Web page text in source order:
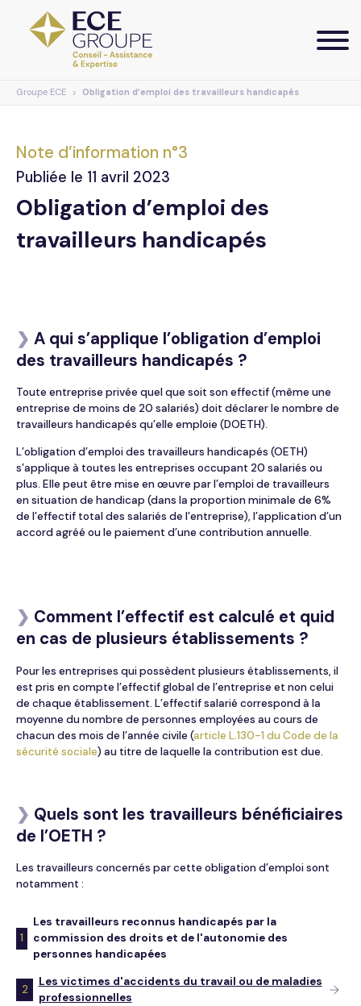
Services
Conseil
Expertise Comptable
Droit social
Audit & Commissariat aux comptes
Paie & RH
Gestion du patrimoine
Protection sociale
Secteurs d’activités
Artisanat
Industrie
Libéral
Privé
Tertiaire
Base documentaire
Groupe ECE
Portail collaboratif
Nos offres d’emploi
Candidature spontanée
Espace privé
Groupe ECE Obligation d’emploi des travailleurs handicapés
Note d’information n°3
Publiée le 11 avril 2023
Obligation d’emploi des
travailleurs handicapés
❯A qui s’applique l’obligation d’emploi
des travailleurs handicapés ?
Toute entreprise privée quel que soit son effectif(même une
entreprise de moins de 20 salariés) doit déclarer le nombre de
travailleurs handicapés qu’elle emploie (DOETH).
L’obligation d’emploi des travailleurs handicapés (OETH)
s’applique à toutesles entreprises occupant 20 salariés ou
plus. Elle peut être mise en œuvre par l’emploi de travailleurs
en situation de handicap (dans la proportion minimale de 6%
de l’effectif total des salariés de l’entreprise), l’application d’un
accord agréé ou le paiement d’une contribution annuelle.
❯ Comment l’effectif est calculé et quid
en cas de plusieurs établissements ?
Pour les entreprises qui possèdent plusieurs établissements, il
est pris en compte l’effectif global de l’entreprise et non celui
de chaque établissement. L’effectif salarié correspond à la
moyenne du nombre de personnes employées au cours de
chacun des mois de l’année civile (article L.130-1 du Code de la
sécurité sociale) au titre de laquelle la contribution est due.
❯ Quels sont les travailleurs bénéficiaires
de l’OETH ?
Les travailleurs concernés par cette obligation d’emploi sont
notamment :
1
Les travailleurs reconnus handicapés par la
commission des droits et de l'autonomie des
personnes handicapées
2
Les victimes d'accidents du travail ou de maladies
professionnelles